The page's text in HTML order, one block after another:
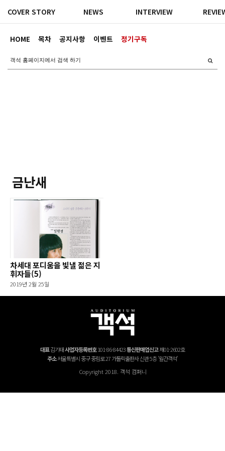
HOME 목차 공지사항 이벤트 정기구독
COVER STORY NEWS INTERVIEW
금난새
차세대 포디움을 빛낼 젊은 지
휘자들(5)
2019년 2월 25일
대표김기태사업자등록번호101-86-84423통신판매업신고제01-2602호
주소서울특별시 중구 중림로 27 가톨릭출판사 신관 5층 '월간객석'
Copyright 2018. 객석 컴퍼니